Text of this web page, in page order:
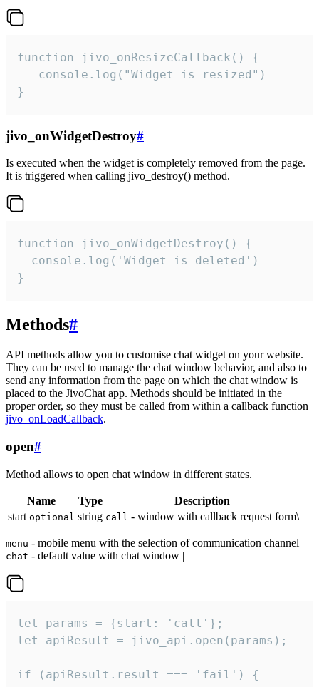
function jivo_onResizeCallback() {
   console.log("Widget is resized")
}
jivo_onWidgetDestroy#
Is executed when the widget is completely removed from the page.
It is triggered when calling jivo_destroy() method.
function jivo_onWidgetDestroy() {
  console.log('Widget is deleted')
}
Methods#
API methods allow you to customise chat widget on your website.
They can be used to manage the chat window behavior, and also to
send any information from the page on which the chat window is
placed to the JivoChat app. Methods should be initiated in the
proper order, so they must be called from within a callback function
jivo_onLoadCallback.
open#
Method allows to open chat window in different states.
Name Type
Description
start optional string call - window with callback request form\
menu - mobile menu with the selection of communication channel
chat - default value with chat window |
let params = {start: 'call'};
let apiResult = jivo_api.open(params);
if (apiResult.result === 'fail') {